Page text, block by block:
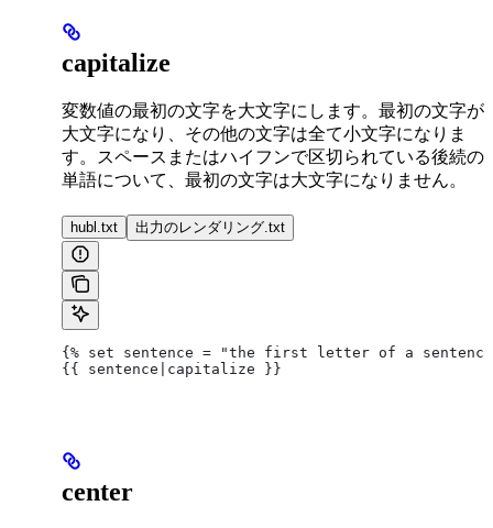
capitalize
変数値の最初の文字を大文字にします。最初の文字が
大文字になり、その他の文字は全て小文字になりま
す。スペースまたはハイフンで区切られている後続の
単語について、最初の文字は大文字になりません。
hubl.txt 出力のレンダリング.txt
{% set sentence = "the first letter of a
{{ sentence|capitalize }}
center